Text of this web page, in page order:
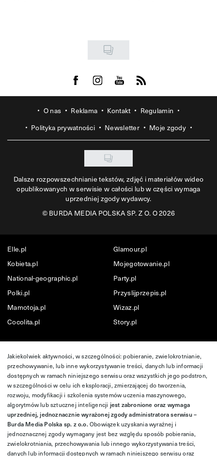
Visit us on Facebook
Visit us on Instagram
Visit us on Youtube
Visit us on Rss
O nas Reklama Kontakt
Regulamin
Polityka prywatności
Newsletter Moje zgody
Dalsze rozpowszechnianie tekstów, zdjęć i materiałów wideo
opublikowanych w serwisie w całości lub w części wymaga
uprzedniej zgody wydawcy.
©BURDA MEDIA POLSKA SP. Z O. O 2026
Elle.pl
Glamour.pl
Kobieta.pl
Mojegotowanie.pl
National-geographic.pl
Party.pl
Polki.pl
Przyslijprzepis.pl
Mamotoja.pl
Wizaz.pl
Cocolita.pl
Story.pl
Jakiekolwiek aktywności, w szczególności: pobieranie, zwielokrotnianie,
przechowywanie, lub inne wykorzystywanie treści, danych lub informacji
dostępnych w ramach niniejszego serwisu oraz wszystkich jego podstron,
w szczególności w celu ich eksploracji, zmierzającej do tworzenia,
rozwoju, modyfikacji i szkolenia systemów uczenia maszynowego,
algorytmów lub sztucznej inteligencji jest zabronione oraz wymaga
uprzedniej, jednoznacznie wyrażonej zgody administratora serwisu –
Burda Media Polska sp. z o.o.Obowiązek uzyskania wyraźnej i
jednoznacznej zgody wymagany jest bez względu sposób pobierania,
zwielokrotniania, przechowywania lub innego wykorzystywania treści,
danych lub informacji dostępnych w ramach niniejszego serwisu oraz